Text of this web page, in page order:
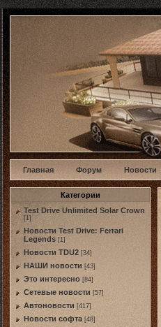
w
Главная Форум Новости
Категории
Test Drive Unlimited Solar Crown
[1]
Новости Test Drive: Ferrari
Legends [1]
Новости TDU2 [34]
НАШИ новости [43]
Это интересно [84]
Сетевые новости [57]
Автоновости [417]
Новости софта [48]